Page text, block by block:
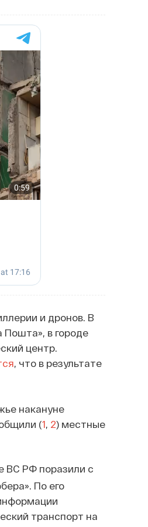
и дронов. В
Пошта», в городе
центр.
, что в результате
накануне
(1, 2) местные
ВС РФ поразили с
По его
транспорт на